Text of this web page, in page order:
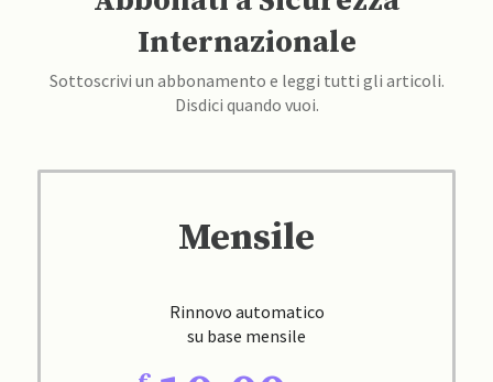
Internazionale
Sottoscrivi un abbonamento e leggi tutti gli articoli.
Disdici quando vuoi.
Mensile
Rinnovo automatico
su base mensile